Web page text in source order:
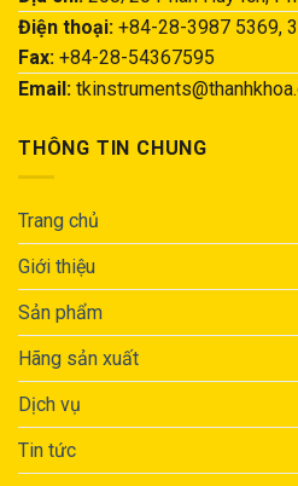
Điện thoại: +84-28-3987 5369,
Fax: +84-28-54367595
Email:
THÔNG TIN CHUNG
Trang chủ
Giới thiệu
Sản phẩm
Hãng sản xuất
Dịch vụ
Tin tức